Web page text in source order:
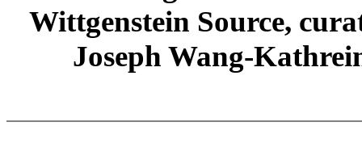
Wittgenstein Source,
Joseph Wang-